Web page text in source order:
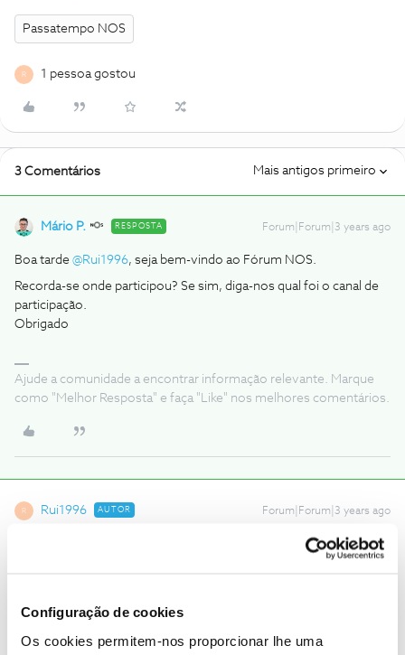
Configuração de cookies
Os cookies permitem-nos proporcionar lhe uma
Passatempo NOS
R 1 pessoa gostou
3 Comentários Mais antigos primeiro
Mário P. RESPOSTA Forum|Forum|3 years ago
Boa tarde @Rui1996, seja bem-vindo ao Fórum NOS.
Recorda-se onde participou? Se sim, diga-nos qual foi o canal de
participação.
Obrigado
Ajude a comunidade a encontrar informação relevante. Marque
como "Melhor Resposta" e faça "Like" nos melhores comentários.
R Rui1996 AUTOR Forum|Forum|3 years ago
Cumprimentos